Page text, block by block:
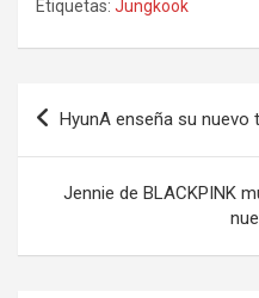
Etiquetas: Jungkook
Navegación
de
HyunA enseña su nuevo
Jennie de BLACKPINK